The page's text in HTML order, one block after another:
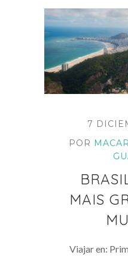
7
POR
MAIS
Viajar en: